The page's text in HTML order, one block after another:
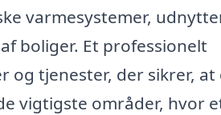
varmesystemer,
boliger. Et professionelt
tjenester, der sikrer, at
vigtigste områder, hvor